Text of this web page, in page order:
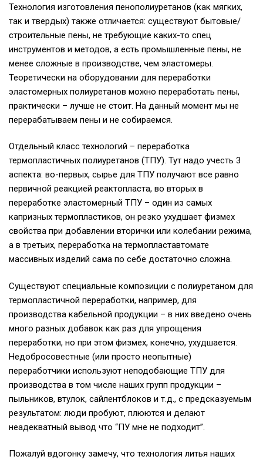
Технология изготовления пенополиуретанов (как мягких,
так и твердых) также отличается: существуют бытовые/
строительные пены, не требующие каких-то спец
инструментов и методов, а есть промышленные пены, не
менее сложные в производстве, чем эластомеры.
Теоретически на оборудовании для переработки
эластомерных полиуретанов можно переработать пены,
практически – лучше не стоит. На данный момент мы не
перерабатываем пены и не собираемся.
Отдельный класс технологий – переработка
термопластичных полиуретанов (ТПУ). Тут надо учесть 3
аспекта: во-первых, сырье для ТПУ получают все равно
первичной реакцией реактопласта, во вторых в
переработке эластомерный ТПУ – один из самых
капризных термопластиков, он резко ухудшает физмех
свойства при добавлении вторички или колебании режима,
а в третьих, переработка на термопластавтомате
массивных изделий сама по себе достаточно сложна.
Существуют специальные композиции с полиуретаном для
термопластичной переработки, например, для
производства кабельной продукции – в них введено очень
много разных добавок как раз для упрощения
переработки, но при этом физмех, конечно, ухудшается.
Недобросовестные (или просто неопытные)
переработчики используют неподобающие ТПУ для
производства в том числе наших групп продукции –
пыльников, втулок, сайлентблоков и т.д., с предсказуемым
результатом: люди пробуют, плюются и делают
неадекватный вывод что “ПУ мне не подходит”.
Пожалуй вдогонку замечу, что технология литья наших